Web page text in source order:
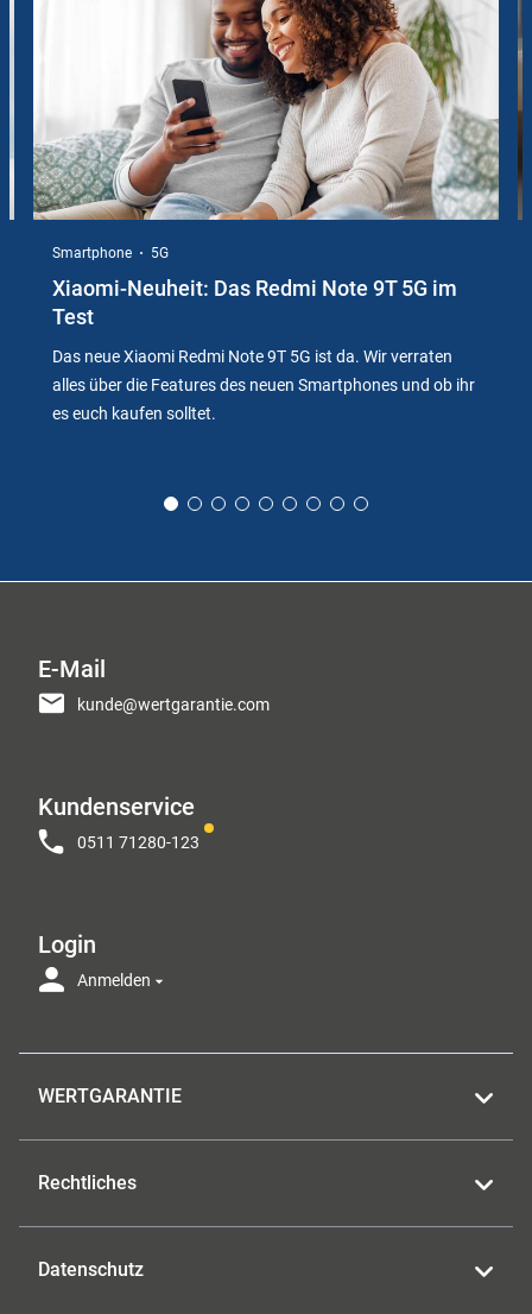
Smartphone 5G
Xiaomi-Neuheit: Das Redmi Note 9T 5G im
Test
Das neue Xiaomi Redmi Note 9T 5G ist da. Wir verraten
alles über die Features des neuen Smartphones und ob ihr
es euch kaufen solltet.
E-Mail
kunde@wertgarantie.com
Kundenservice
0511 71280-123
Login
Anmelden
WERTGARANTIE
Rechtliches
Datenschutz